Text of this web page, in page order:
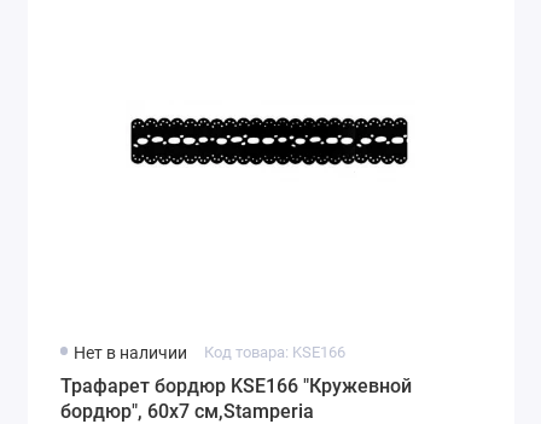
Нет в наличии Код товара: KSE166
Трафарет бордюр KSE166 "Кружевной
бордюр", 60х7 см,Stamperia